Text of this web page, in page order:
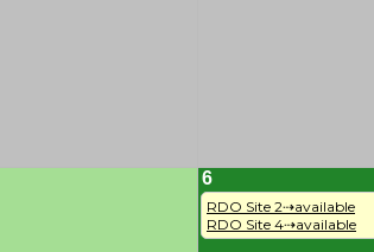
6
RDO Site 2⇢available
RDO Site 4⇢available